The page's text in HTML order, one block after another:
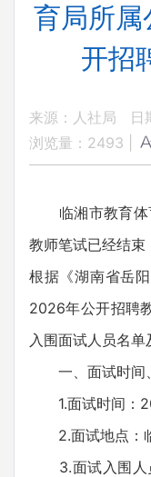
育局所
开招
来源：人社局
日
浏览量： 2493
临湘市教育体
教师笔试已经结束
根据《湖南省岳
2026年公开招聘
入围面试人员名单
一、面试时间
1.面试时间：
2.面试地点：
3.面试入围人